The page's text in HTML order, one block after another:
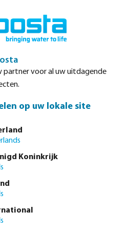
50 mm klikmof x glad
type geperforeerd
partner voor al uw uitdagende
op uw lokale site
Koninkrijk